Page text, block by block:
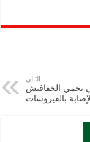
ar
التالي
تحمي الخفافيش
بالفيروسات